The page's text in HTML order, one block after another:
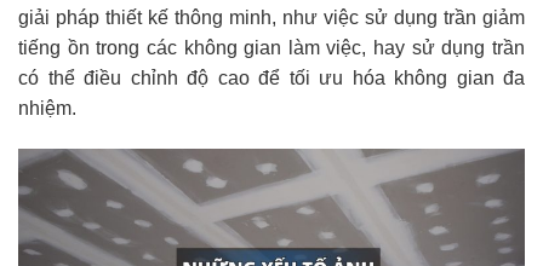
giải pháp thiết kế thông minh, như việc sử dụng trần giảm
tiếng ồn trong các không gian làm việc, hay sử dụng trần
có thể điều chỉnh độ cao để tối ưu hóa không gian đa
nhiệm.